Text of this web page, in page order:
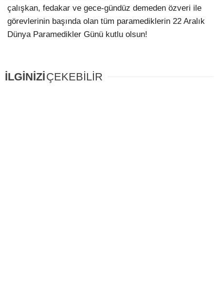
çalışkan, fedakar ve gece-gündüz demeden özveri ile
görevlerinin başında olan tüm paramediklerin 22 Aralık
Dünya Paramedikler Günü kutlu olsun!
İLGİNİZİÇEKEBİLİR